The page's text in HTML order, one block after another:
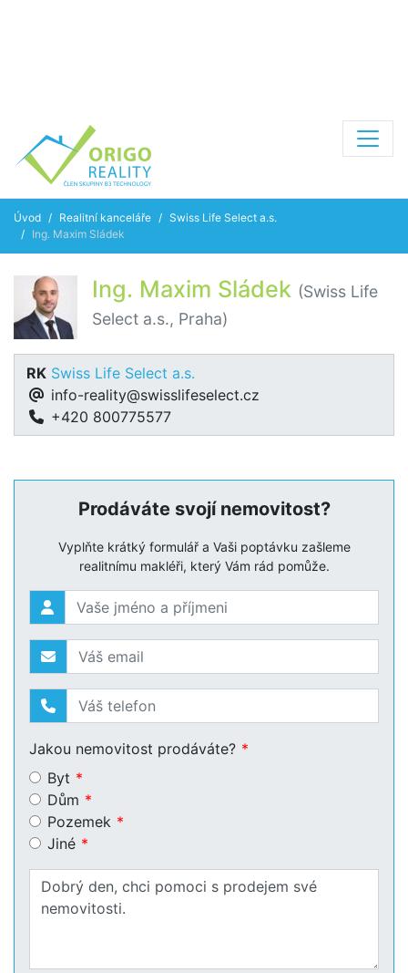
Úvod Realitní kanceláře
Swiss Life Select a.s.
Ing. Maxim Sládek
Ing. Maxim Sládek (Swiss Life
Select a.s., Praha)
RK Swiss Life Select a.s.
info-reality@swisslifeselect.cz
+420 800775577
Prodáváte svojí nemovitost?
Vyplňte krátký formulář a Vaši poptávku zašleme
realitnímu makléři, který Vám rád pomůže.
Jakou nemovitost prodáváte?
Byt
Dům
Pozemek
Jiné